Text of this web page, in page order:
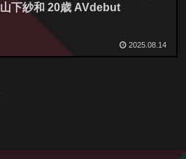
山下紗和 20歳 AVdebut
2025.08.14